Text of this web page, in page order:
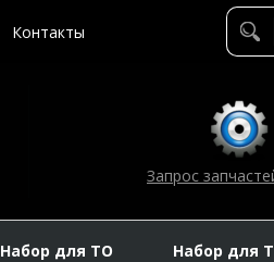
Контакты
Запрос
Набор для ТО Набор для